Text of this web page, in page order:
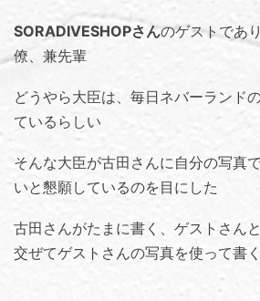
SORADIVESHOPさんのゲストであ
僚、兼先輩
どうやら大臣は、毎日ネバーランド
ているらしい
そんな大臣が古田さんに自分の写真
いと懇願しているのを目にした
古田さんがたまに書く、ゲストさん
交ぜてゲストさんの写真を使って書